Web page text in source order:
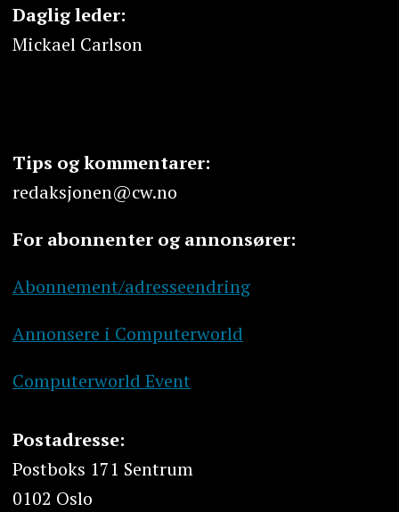
Daglig leder:
Mickael Carlson
Tips og kommentarer:
redaksjonen@cw.no
For abonnenter og annonsører:
Abonnement/adresseendring
Annonsere i Computerworld
Computerworld Event
Postadresse:
Postboks 171 Sentrum
0102 Oslo